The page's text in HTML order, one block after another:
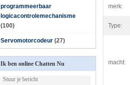
programmeerbaar
logicacontrolemechanisme
(100)
Servomotorcodeur (27)
Ik ben online Chatten Nu
merk:
Type:
macht: